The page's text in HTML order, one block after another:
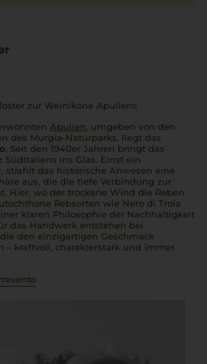
zur Weinikone Apuliens
Apulien, umgeben von den
des Murgia-Naturparks, liegt das
. Seit den 1940er Jahren bringt das
Süditaliens ins Glas. Einst ein
strahlt das historische Anwesen eine
aus, die die tiefe Verbindung zur
Hier, wo der trockene Wind die Reben
Rebsorten wie Nero di Troia
klaren Philosophie der Nachhaltigkeit
das Handwerk entstehen bei
den einzigartigen Geschmack
– kraftvoll, charakterstark und immer